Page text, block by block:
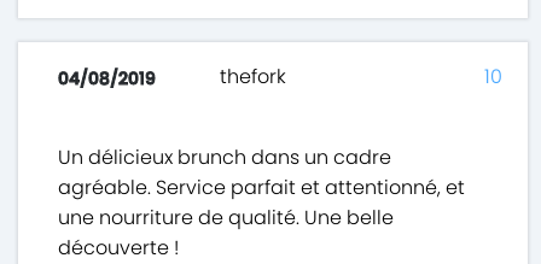
04/08/2019 thefork
Un délicieux brunch dans un cadre
agréable. Service parfait et attentionné, et
une nourriture de qualité. Une belle
découverte !
10